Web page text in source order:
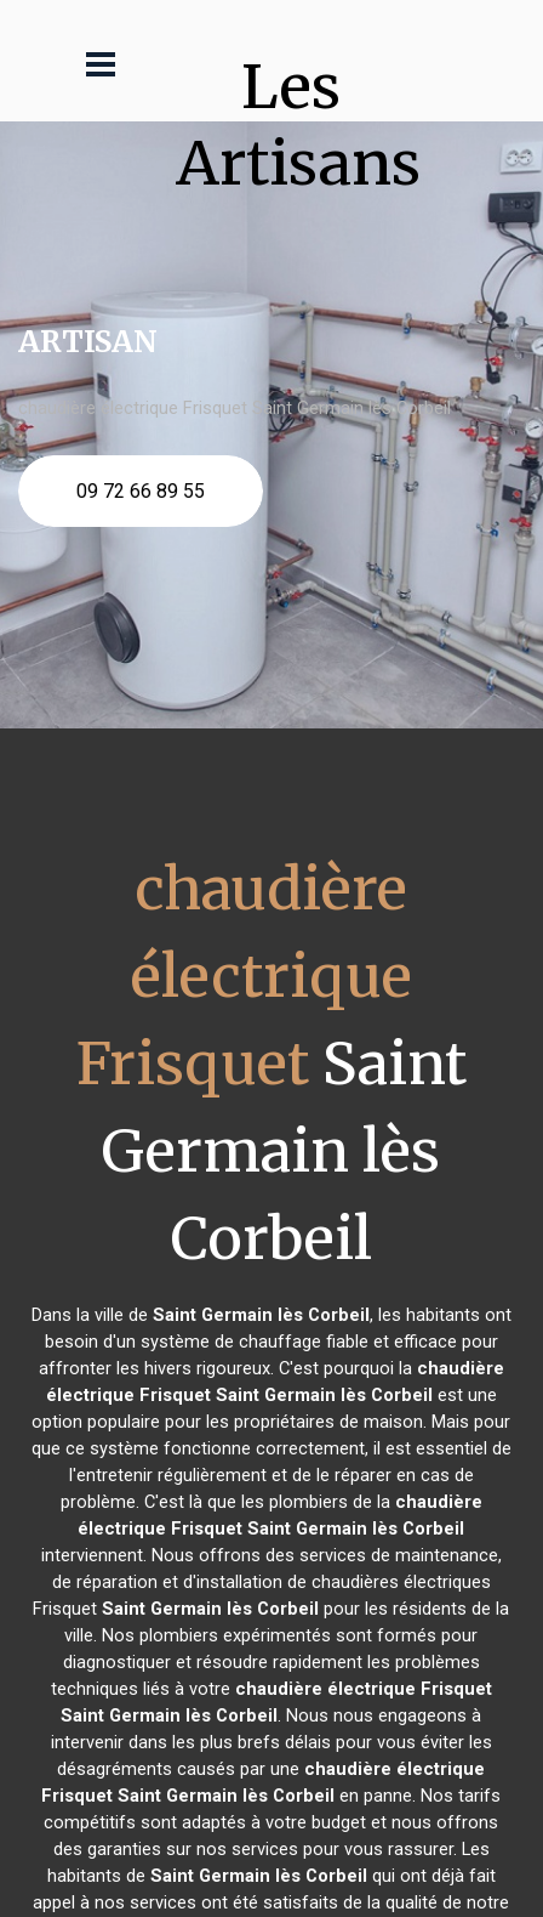
Les
Artisans
ARTISAN
chaudière électrique Frisquet Saint Germain lès Corbeil
09 72 66 89 55
chaudière
électrique
FrisquetSaint
Germain lès
Corbeil
Dans la ville de Saint Germain lès Corbeil, les habitants ont
besoin d'un système de chauffage fiable et efficace pour
affronter les hivers rigoureux. C'est pourquoi la chaudière
électrique Frisquet Saint Germain lès Corbeil est une
option populaire pour les propriétaires de maison. Mais pour
que ce système fonctionne correctement, il est essentiel de
l'entretenir régulièrement et de le réparer en cas de
problème. C'est là que les plombiers de la chaudière
électrique Frisquet Saint Germain lès Corbeil
interviennent. Nous offrons des services de maintenance,
de réparation et d'installation de chaudières électriques
FrisquetSaint Germain lès Corbeil pour les résidents de la
ville. Nos plombiers expérimentés sont formés pour
diagnostiquer et résoudre rapidement les problèmes
techniques liés à votre chaudière électrique Frisquet
Saint Germain lès Corbeil. Nous nous engageons à
intervenir dans les plus brefs délais pour vous éviter les
désagréments causés par une chaudière électrique
Frisquet Saint Germain lès Corbeil en panne. Nos tarifs
compétitifs sont adaptés à votre budget et nous offrons
des garanties sur nos services pour vous rassurer. Les
habitants de Saint Germain lès Corbeil qui ont déjà fait
appel à nos services ont été satisfaits de la qualité de notre